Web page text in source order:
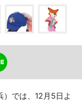
では、12月5日よ